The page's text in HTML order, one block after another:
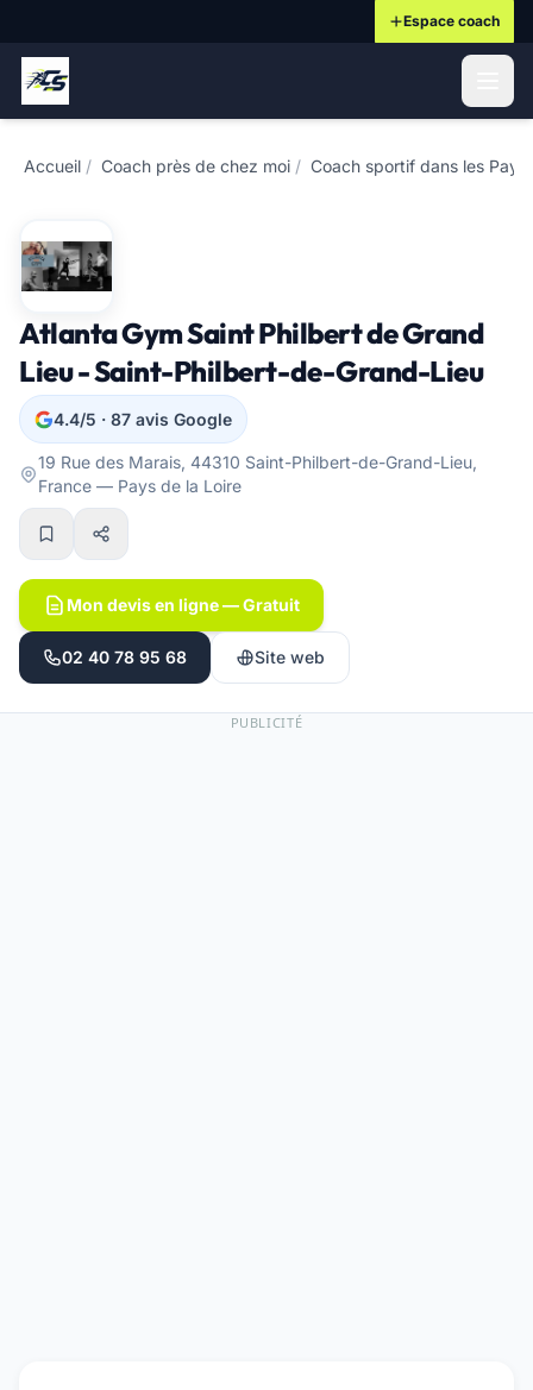
Espace coach
Accueil / Coach près de chez moi / Coach sportif dans les Pays
Atlanta Gym Saint Philbert de Grand
Lieu - Saint-Philbert-de-Grand-Lieu
4.4/5 · 87 avis Google
19 Rue des Marais, 44310 Saint-Philbert-de-Grand-Lieu,
France — Pays de la Loire
Mon devis en ligne — Gratuit
02 40 78 95 68 Site web
PUBLICITÉ